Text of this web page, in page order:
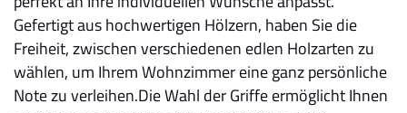
Gefertigt aus hochwertigen Hölzern, haben Sie die
Freiheit, zwischen verschiedenen edlen Holzarten zu
wählen, um Ihrem Wohnzimmer eine ganz persönliche
Note zu verleihen.Die Wahl der Griffe ermöglicht Ihnen